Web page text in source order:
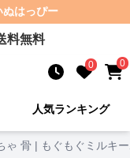
ぬはっぴー
料無料
0 0
人気ランキング
ゃ 骨 | もぐもぐミルキ